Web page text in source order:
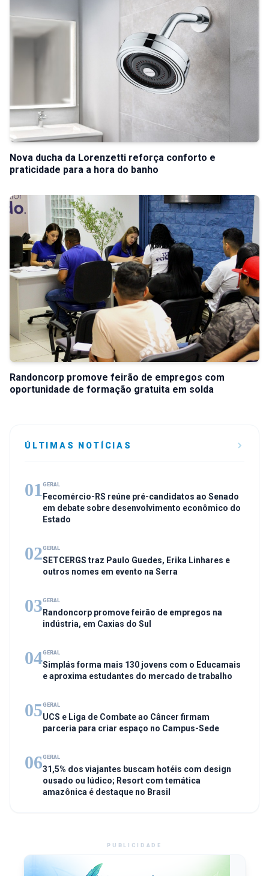
Nova ducha da Lorenzetti reforça conforto e
praticidade para a hora do banho
Randoncorp promove feirão de empregos com
oportunidade de formação gratuita em solda
ÚLTIMAS NOTÍCIAS
01 GERAL
Fecomércio-RS reúne pré-candidatos ao Senado
em debate sobre desenvolvimento econômico do
Estado
02GERAL
SETCERGS traz Paulo Guedes, Erika Linhares e
outros nomes em evento na Serra
03GERAL
Randoncorp promove feirão de empregos na
indústria, em Caxias do Sul
04GERAL
Simplás forma mais 130 jovens com o Educamais
e aproxima estudantes do mercado de trabalho
05GERAL
UCS e Liga de Combate ao Câncer firmam
parceria para criar espaço no Campus-Sede
06GERAL
31,5% dos viajantes buscam hotéis com design
ousado ou lúdico; Resort com temática
amazônica é destaque no Brasil
PUBLICIDADE